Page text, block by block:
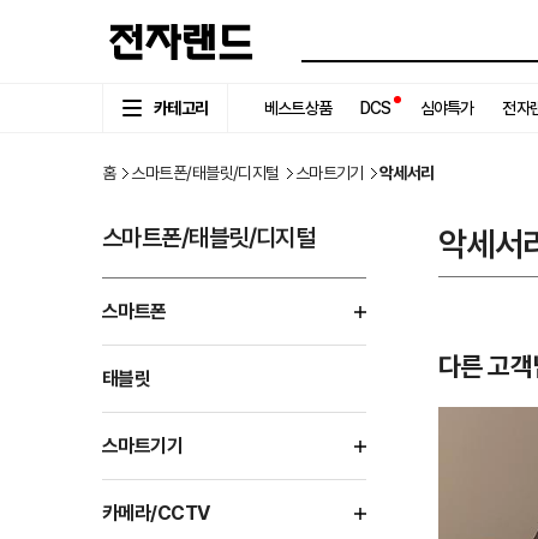
카테고리 베스트상품 DCS 심야특가 전자
홈 스마트폰/태블릿/디지털 스마트기기 악세서리
스마트폰/태블릿/디지털
스마트폰
태블릿
스마트기기
카메라/CCTV
악세서
다른 고